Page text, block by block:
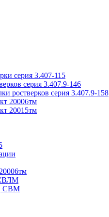
серия 3.407-115
серия 3.407.9-146
ростверков серия 3.407.9-158
20006тм
20015тм
СВМ